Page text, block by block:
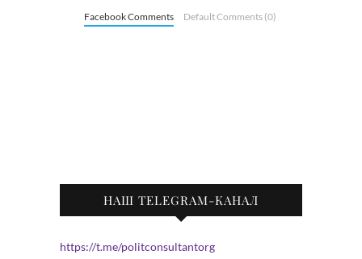
Facebook Comments Default Comments (0)
НАШ TELEGRAM-КАНАЛ
https://t.me/politconsultantorg